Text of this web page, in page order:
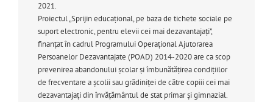
2021.
Proiectul „Sprijin educațional, pe baza de tichete sociale pe
suport electronic, pentru elevii cei mai dezavantajați”,
finanțat în cadrul Programului Operațional Ajutorarea
Persoanelor Dezavantajate (POAD) 2014-2020 are ca scop
prevenirea abandonului școlar și îmbunătățirea condițiilor
de frecventare a școlii sau grădiniței de către copiii cei mai
dezavantajați din învățământul de stat primar și gimnazial.